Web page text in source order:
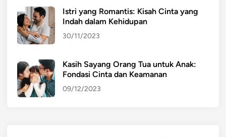
Istri yang Romantis: Kisah Cinta yang
Indah dalam Kehidupan
30/11/2023
Kasih Sayang Orang Tua untuk Anak:
Fondasi Cinta dan Keamanan
09/12/2023